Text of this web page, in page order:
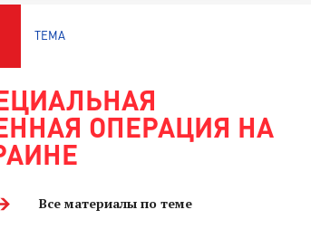
ТЕМА
ОПЕРАЦИЯ НА
Все материалы по теме